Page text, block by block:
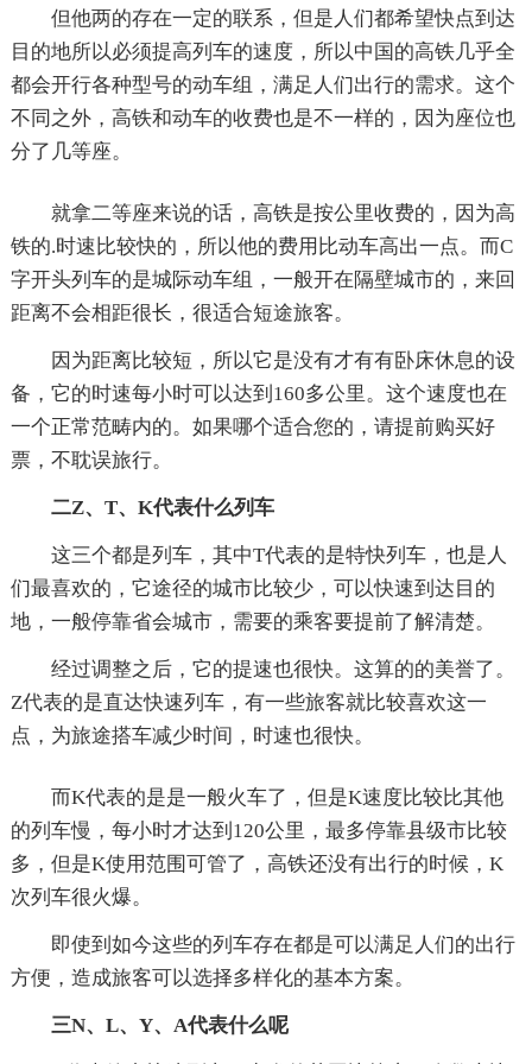
但他两的存在一定的联系，但是人们都希望快点到达
目的地所以必须提高列车的速度，所以中国的高铁几乎全
都会开行各种型号的动车组，满足人们出行的需求。这个
不同之外，高铁和动车的收费也是不一样的，因为座位也
分了几等座。
就拿二等座来说的话，高铁是按公里收费的，因为高
铁的.时速比较快的，所以他的费用比动车高出一点。而C
字开头列车的是城际动车组，一般开在隔壁城市的，来回
距离不会相距很长，很适合短途旅客。
因为距离比较短，所以它是没有才有有卧床休息的设
备，它的时速每小时可以达到160多公里。这个速度也在
一个正常范畴内的。如果哪个适合您的，请提前购买好
票，不耽误旅行。
二Z、T、K代表什么列车
这三个都是列车，其中T代表的是特快列车，也是人
们最喜欢的，它途径的城市比较少，可以快速到达目的
地，一般停靠省会城市，需要的乘客要提前了解清楚。
经过调整之后，它的提速也很快。这算的的美誉了。
Z代表的是直达快速列车，有一些旅客就比较喜欢这一
点，为旅途搭车减少时间，时速也很快。
而K代表的是是一般火车了，但是K速度比较比其他
的列车慢，每小时才达到120公里，最多停靠县级市比较
多，但是K使用范围可管了，高铁还没有出行的时候，K
次列车很火爆。
即使到如今这些的列车存在都是可以满足人们的出行
方便，造成旅客可以选择多样化的基本方案。
三N、L、Y、A代表什么呢